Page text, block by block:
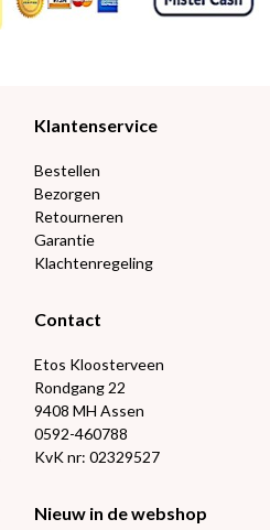
Klantenservice
Bestellen
Bezorgen
Retourneren
Garantie
Klachtenregeling
Contact
Etos Kloosterveen
Rondgang 22
9408 MH Assen
0592-460788
KvK nr: 02329527
Nieuw in de webshop